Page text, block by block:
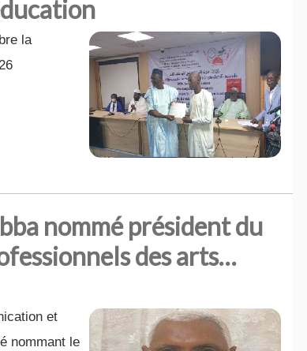
la
nommé président du
des arts…
et
nommant le